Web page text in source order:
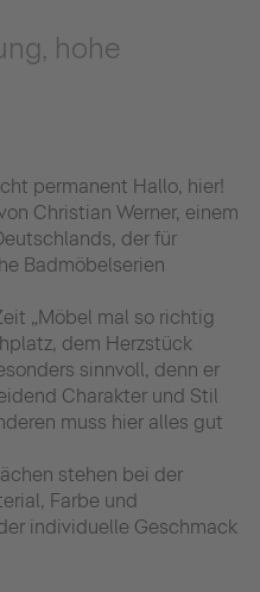
hohe
permanent Hallo, hier!
Christian Werner, einem
der für
Badmöbelserien
„Möbel mal so richtig
dem Herzstück
sinnvoll, denn er
Charakter und Stil
muss hier alles gut
stehen bei der
Farbe und
individuelle Geschmack